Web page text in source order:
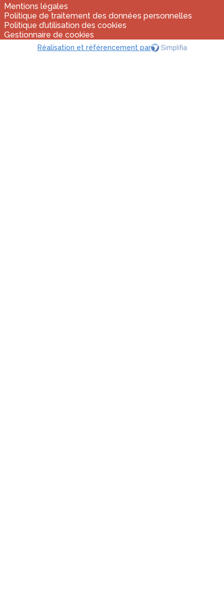
Mentions légales
Politique de traitement des données personnelles
Politique d’utilisation des cookies
Gestionnaire de cookies
Réalisation et référencement par